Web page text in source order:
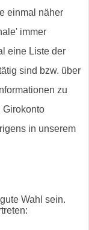
einmal näher
immer
eine Liste der
sind bzw. über
zu
Girokonto
in unserem
Wahl sein.